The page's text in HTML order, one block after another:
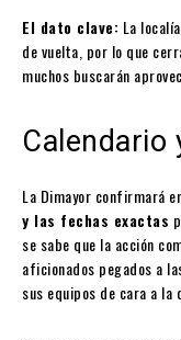
El dato clave: La
de vuelta, por lo que
muchos buscarán
Calendario
La Dimayor confirmará
y las fechas exactas
se sabe que la acción
aficionados pegados a
sus equipos de cara a la